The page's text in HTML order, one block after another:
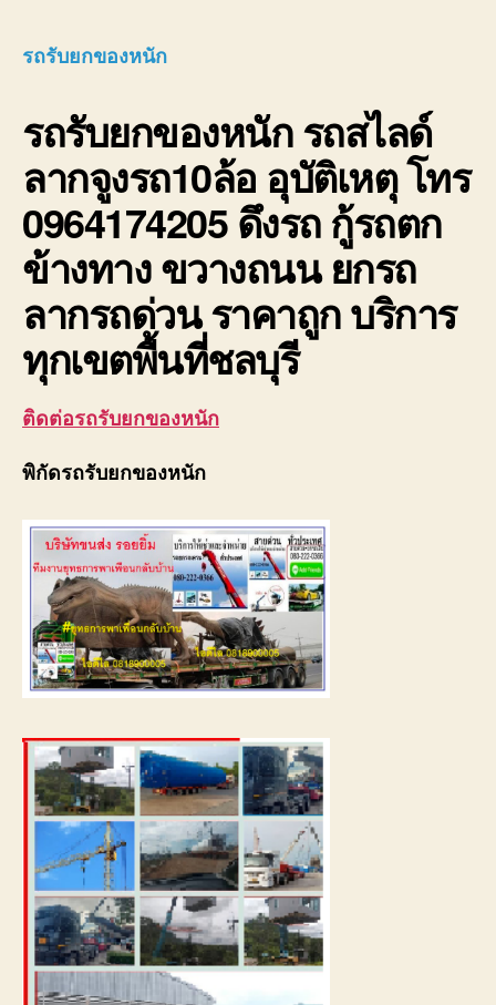
ติด
เครน
รถรับยกของหนัก
รถรับยกของหนักรถสไลด์
ลากจูงรถ10ล้อ อุบัติเหตุ โทร
0964174205 ดึงรถ กู้รถตก
ข้างทาง ขวางถนน ยกรถ
ลากรถด่วน ราคาถูก บริการ
ทุกเขตพื้นที่ชลบุรี
ติดต่อรถรับยกของหนัก
พิกัดรถรับยกของหนัก